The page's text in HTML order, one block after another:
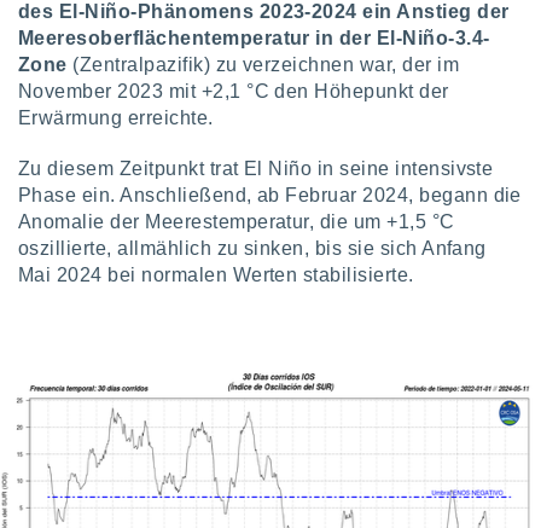
zur
zur
zur
von
der
von
von
des El-Niño-Phänomens 2023-2024 ein Anstieg der
Meeresoberflächentemperatur in der El-Niño-3.4-
Zone (Zentralpazifik) zu verzeichnen war, der im
November 2023 mit +2,1 °C den Höhepunkt der
Erwärmung erreichte.
Zu diesem Zeitpunkt trat El Niño in seine intensivste
Phase ein. Anschließend, ab Februar 2024, begann die
Anomalie der Meerestemperatur, die um +1,5 °C
oszillierte, allmählich zu sinken, bis sie sich Anfang
Mai 2024 bei normalen Werten stabilisierte.